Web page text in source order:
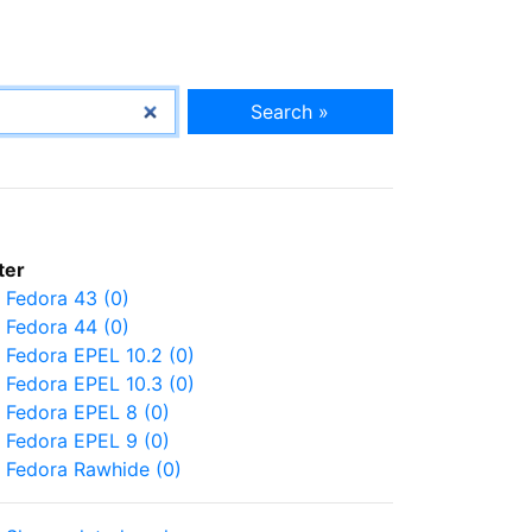
Search »
Fedora 43 (0)
Fedora 44 (0)
Fedora EPEL 10.2 (0)
Fedora EPEL 10.3 (0)
Fedora EPEL 8 (0)
Fedora EPEL 9 (0)
Fedora Rawhide (0)